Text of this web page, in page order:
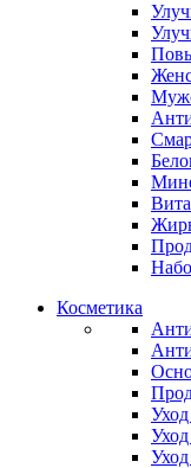
Косметика